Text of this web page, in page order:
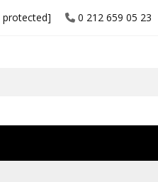
0 212 659 05 23
protected]